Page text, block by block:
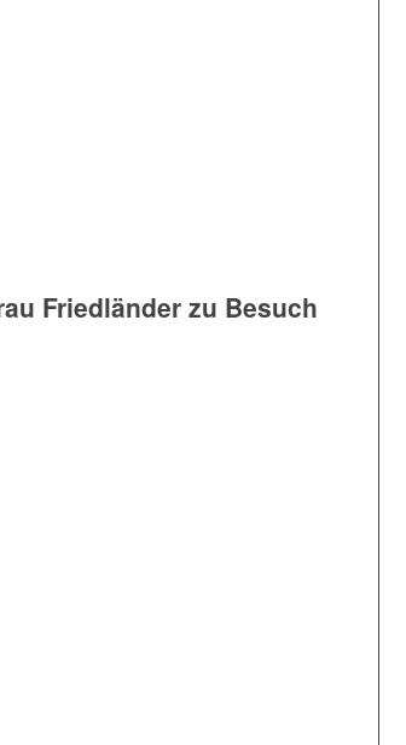
Friedländer zu Besuch